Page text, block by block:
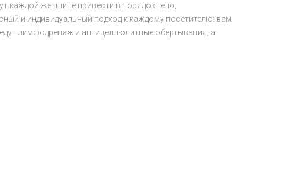
женщине привести в порядок тело,
и индивидуальный подход к каждому посетителю: вам
лимфодренаж и антицеллюлитные обертывания, а